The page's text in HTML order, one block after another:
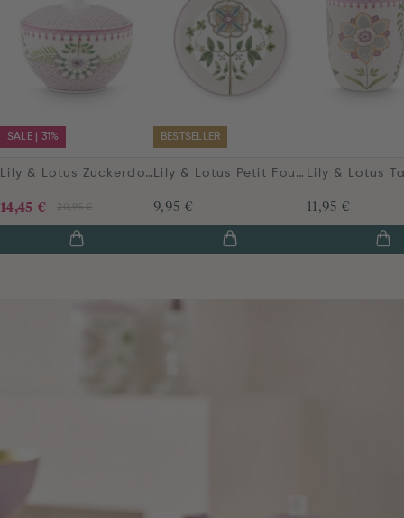
SALE | 31%
Lily & Lotus Zuckerdose Lila
20,95 €
14,45 €
BESTSELLER
Lily & Lotus Petit Four Lila 12cm
9,95 € 11,95 €